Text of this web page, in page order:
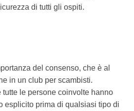
di tutti gli ospiti.
del consenso, che è al
in un club per scambisti.
le persone coinvolte hanno
esplicito prima di qualsiasi tipo di